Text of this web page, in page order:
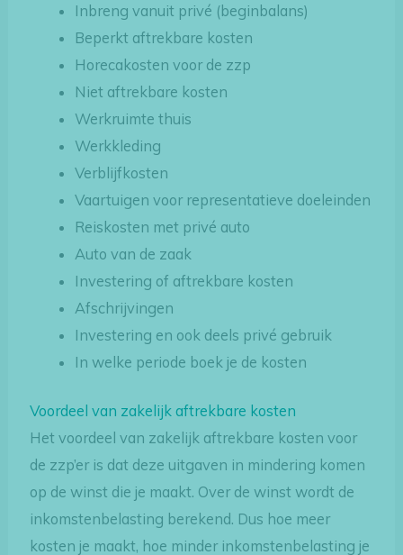
Inbreng vanuit privé (beginbalans)
Beperkt aftrekbare kosten
Horecakosten voor de zzp
Niet aftrekbare kosten
Werkruimte thuis
Werkkleding
Verblijfkosten
Vaartuigen voor representatieve doeleinden
Reiskosten met privé auto
Auto van de zaak
Investering of aftrekbare kosten
Afschrijvingen
Investering en ook deels privé gebruik
In welke periode boek je de kosten
Voordeel van zakelijk aftrekbare kosten
Het voordeel van zakelijk aftrekbare kosten voor
de zzp’er is dat deze uitgaven in mindering komen
op de winst die je maakt. Over de winst wordt de
inkomstenbelasting berekend. Dus hoe meer
kosten je maakt, hoe minder inkomstenbelasting je